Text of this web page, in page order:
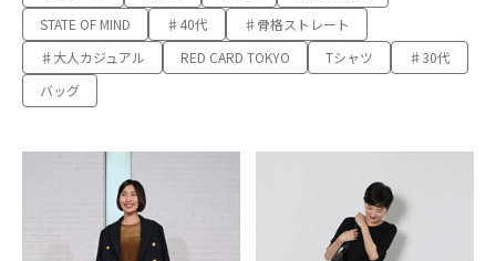
STATE OF MIND
♯40代
♯骨格ストレート
♯大人カジュアル
RED CARD TOKYO Tシャツ
♯30代
バッグ